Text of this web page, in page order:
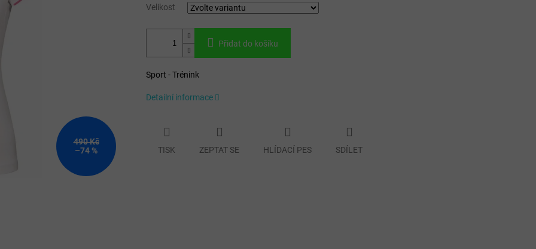
490 Kč
–74 %
Velikost
Přidat do košíku
Sport - Trénink
Detailní informace
TISK ZEPTAT SE HLÍDACÍ PES SDÍLET